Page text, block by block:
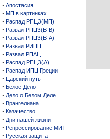
· Апостасия
· МП в картинках
· Распад РПЦЗ(МП)
· Развал РПЦЗ(В-В)
· Развал РПЦЗ(В-А)
· Развал РИПЦ
· Развал РПАЦ
· Распад РПЦЗ(А)
· Распад ИПЦ Греции
· Царский путь
· Белое Дело
· Дело о Белом Деле
· Врангелиана
· Казачество
· Дни нашей жизни
· Репрессирование МИТ
· Русская защита